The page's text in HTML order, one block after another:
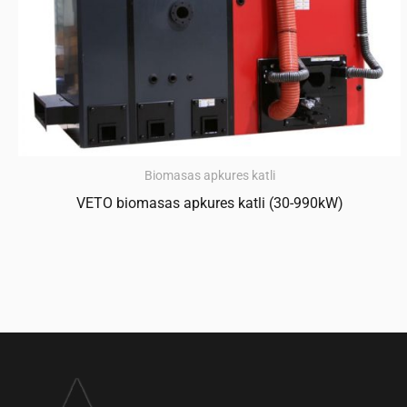
Biomasas apkures katli
VETO biomasas apkures katli (30-990kW)